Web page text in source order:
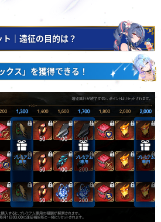
｜遠征の目的は？
クス」を獲得できる！